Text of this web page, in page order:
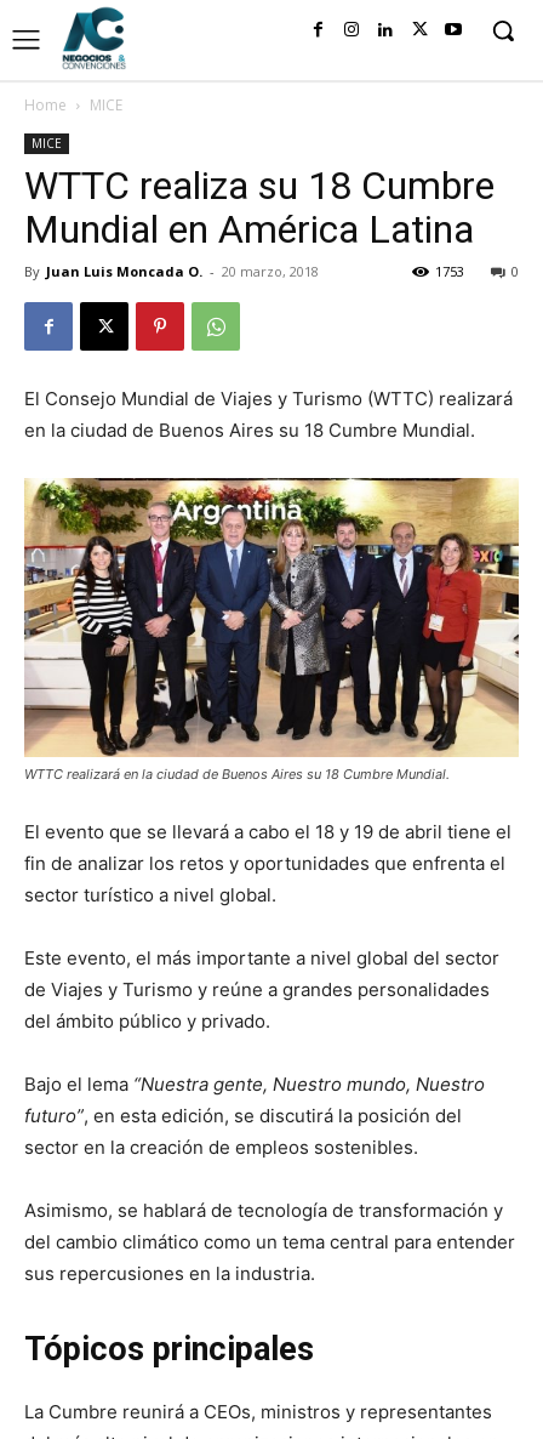
Home MICE
MICE
WTTC realiza su 18 Cumbre
Mundial en América Latina
By Juan Luis Moncada O. - 20 marzo, 2018 0
1753
El Consejo Mundial de Viajes y Turismo (WTTC) realizará
en la ciudad de Buenos Aires su 18 Cumbre Mundial.
WTTC realizará en la ciudad de Buenos Aires su 18 Cumbre Mundial.
El evento que se llevará a cabo el 18 y 19 de abril tiene el
fin de analizar los retos y oportunidades que enfrenta el
sector turístico a nivel global.
Este evento, el más importante a nivel global del sector
de Viajes y Turismo y reúne a grandes personalidades
del ámbito público y privado.
Bajo el lema “Nuestra gente, Nuestro mundo, Nuestro
futuro”, en esta edición, se discutirá la posición del
sector en la creación de empleos sostenibles.
Asimismo, se hablará de tecnología de transformación y
del cambio climático como un tema central para entender
sus repercusiones en la industria.
Tópicos principales
La Cumbre reunirá a CEOs, ministros y representantes